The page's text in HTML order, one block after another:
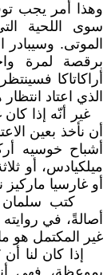
وهذا أمر يجب
سوى اللحية
الموتى.
برقصة لمرة
أراكاتاكا
الذي اعتاد
غير أنّه إذا كان
أن نأخذ بعين
أشباح خوسيه
ميلكيادس، أو
أو غارسيا
كتب سلمان
أصالةً، في
غير المكتمل هو
إذا كان لنا